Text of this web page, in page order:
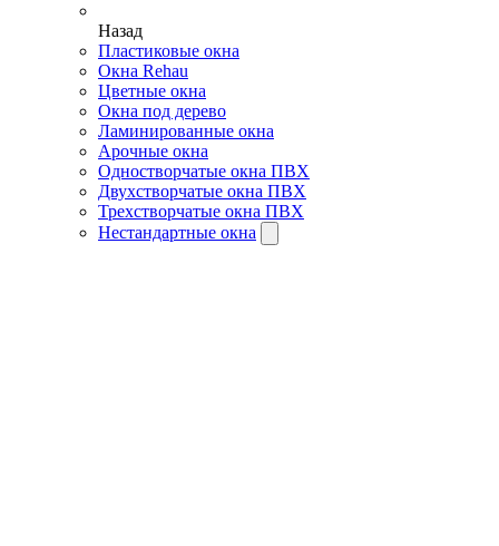
Назад
Пластиковые окна
Окна Rehau
Цветные окна
Окна под дерево
Ламинированные окна
Арочные окна
Одностворчатые окна ПВХ
Двухстворчатые окна ПВХ
Трехстворчатые окна ПВХ
Нестандартные окна